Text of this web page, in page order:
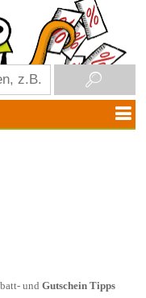
und Gutschein Tipps